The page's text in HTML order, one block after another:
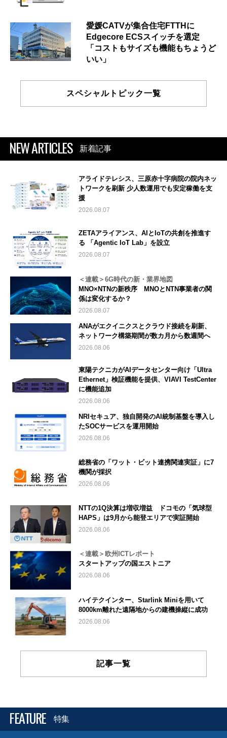
愛媛CATVが集合住宅FTTHに
Edgecore ECSスイッチを選定
「コストもサイズも機能もちょうど
いい」
スペシャルトピック一覧
NEW ARTICLES 新着記事
アライドテレシス、三原赤十字病院の院内ネッ
トワークを刷新 少人数運用でも安定稼働を支
援
2026.08.07
ZETAアライアンス、AIとIoTの共創を推進す
る 「Agentic IoT Lab」を設立
2026.08.07
＜連載＞6G時代の新・業界地図
MNO×NTNの新秩序 MNOとNTN事業者の関
係は変化するか？
2026.08.07
ANAがエクイニクスとクラウド接続を刷新、
ネットワーク構築期間が数カ月から数週間へ
2026.08.06
東陽テクニカがAIデータセンター向け「Ultra
Ethernet」検証機能を提供、VIAVI TestCenter
に機能追加
2026.08.06
NRIセキュア、独自開発のAI統制基盤を導入し
たSOCサービスを運用開始
2026.08.06
総務省の「ワット・ビット連携関連実証」に7
機関が採択
2026.08.06
NTTの1Q決算は増収増益 ドコモの「気球型
HAPS」は9月から能登エリアで実証開始
2026.08.06
＜連載＞欧州ICTレポート
スタートアップの国エストニア
2026.08.06
ハイテクインター、Starlink Miniを用いて
8000km離れた遠隔地からの建機操縦に成功
2026.08.06
記事一覧
FEATURE 特集